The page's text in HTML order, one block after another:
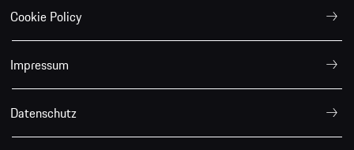
Cookie Policy
Impressum
Datenschutz